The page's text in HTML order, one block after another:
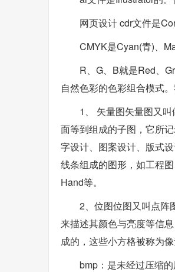
网页设计 cdr文件是
CMYK是Cyan(青)、
R、G、B就是Red、
自然色彩的色彩组合模式
1、 矢量图矢量图又
面等到组成的子图，它所
字设计、图案设计、版式
线条组成的图形，如工程
Hand等。
2、位图位图又叫点阵
来描述其颜色与亮度等信
成的，这些小方格被称为
bmp：是未经过压缩